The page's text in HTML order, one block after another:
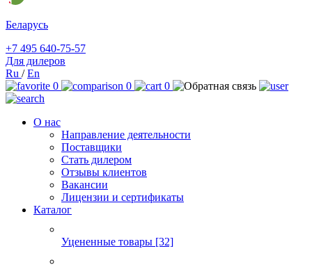
Беларусь
+7 495 640-75-57
Для дилеров
Ru /En
0
0 0
О нас
Направление деятельности
Поставщики
Стать дилером
Отзывы клиентов
Вакансии
Лицензии и сертификаты
Каталог
Уцененные товары [32]